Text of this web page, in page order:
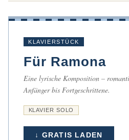
KLAVIERSTÜCK
Für Ramona
Eine lyrische Komposition –
Anfänger bis Fortgeschrittene.
KLAVIER SOLO
↓ GRATIS LADEN